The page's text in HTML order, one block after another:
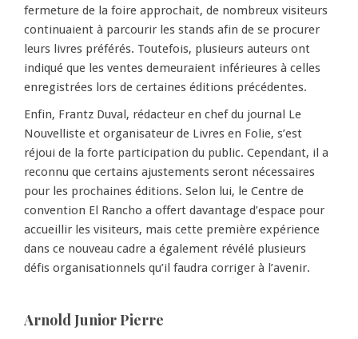
fermeture de la foire approchait, de nombreux visiteurs
continuaient à parcourir les stands afin de se procurer
leurs livres préférés. Toutefois, plusieurs auteurs ont
indiqué que les ventes demeuraient inférieures à celles
enregistrées lors de certaines éditions précédentes.
Enfin, Frantz Duval, rédacteur en chef du journal Le
Nouvelliste et organisateur de Livres en Folie, s’est
réjoui de la forte participation du public. Cependant, il a
reconnu que certains ajustements seront nécessaires
pour les prochaines éditions. Selon lui, le Centre de
convention El Rancho a offert davantage d’espace pour
accueillir les visiteurs, mais cette première expérience
dans ce nouveau cadre a également révélé plusieurs
défis organisationnels qu’il faudra corriger à l’avenir.
Arnold Junior Pierre